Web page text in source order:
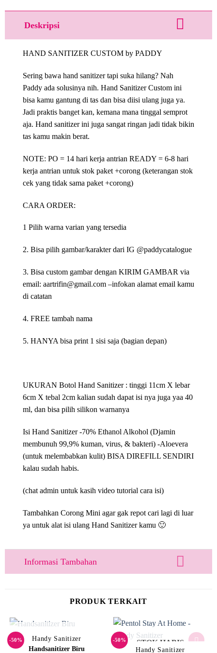
Deskripsi
HAND SANITIZER CUSTOM by PADDY
Sering bawa hand sanitizer tapi suka hilang? Nah
Paddy ada solusinya nih. Hand Sanitizer Custom ini
bisa kamu gantung di tas dan bisa diisi ulang juga ya.
Jadi praktis banget kan, kemana mana tinggal semprot
aja. Hand sanitizer ini juga sangat ringan jadi tidak bikin
tas kamu makin berat.
NOTE: PO = 14 hari kerja antrian READY = 6-8 hari
kerja antrian untuk stok paket +corong (keterangan stok
cek yang tidak sama paket +corong)
CARA ORDER:
1 Pilih warna varian yang tersedia
2. Bisa pilih gambar/karakter dari IG @paddycatalogue
3. Bisa custom gambar dengan KIRIM GAMBAR via
email: aartrifin@gmail.com –infokan alamat email kamu
di catatan
4. FREE tambah nama
5. HANYA bisa print 1 sisi saja (bagian depan)
UKURAN Botol Hand Sanitizer : tinggi 11cm X lebar
6cm X tebal 2cm kalian sudah dapat isi nya juga yaa 40
ml, dan bisa pilih silikon warnanya
Isi Hand Sanitizer -70% Ethanol Alkohol (Djamin
membunuh 99,9% kuman, virus, & bakteri) -Aloevera
(untuk melembabkan kulit) BISA DIREFILL SENDIRI
kalau sudah habis.
(chat admin untuk kasih video tutorial cara isi)
Tambahkan Corong Mini agar gak repot cari lagi di luar
ya untuk alat isi ulang Hand Sanitizer kamu 🙂
Informasi Tambahan
PRODUK TERKAIT
-50% STOK HABIS
Handy Sanitizer
Handsanitizer Biru
-50% STOK HABIS
Handy Sanitizer